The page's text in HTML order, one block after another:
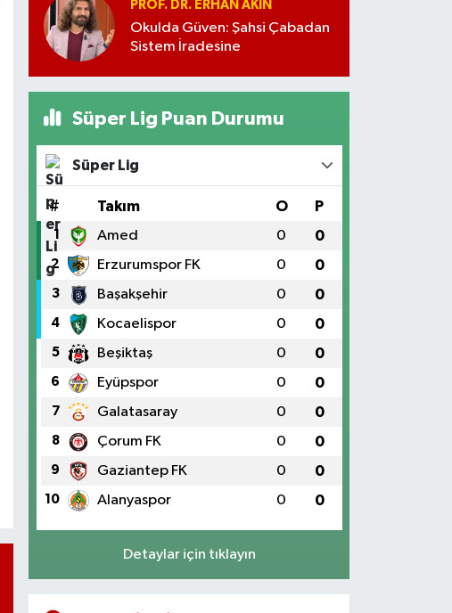
PROF. DR. ERHAN AKIN
Okulda Güven: Şahsi Çabadan
Sistem İradesine
Süper Lig Puan Durumu
Süper Lig
# Takım O P
1 Amed 0 0
2 Erzurumspor FK 0 0
3 Başakşehir 0 0
4 Kocaelispor 0 0
5 Beşiktaş 0 0
6 Eyüpspor 0 0
7 Galatasaray 0 0
8 Çorum FK 0 0
9 Gaziantep FK 0 0
10 Alanyaspor 0 0
Detaylar için tıklayın